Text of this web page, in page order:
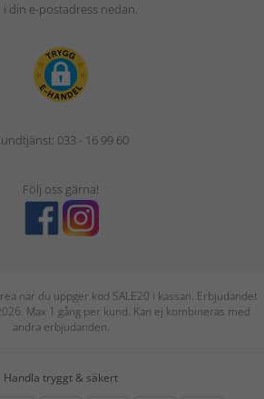
i din e-postadress nedan.
033 - 16 99 60
Följ oss gärna!
när du uppger kod SALE20 i kassan. Erbjudandet
Max 1 gång per kund. Kan ej kombineras med
andra erbjudanden.
Handla tryggt & säkert